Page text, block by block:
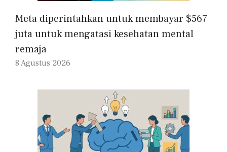
Meta diperintahkan untuk membayar $567
juta untuk mengatasi kesehatan mental
remaja
8 Agustus 2026